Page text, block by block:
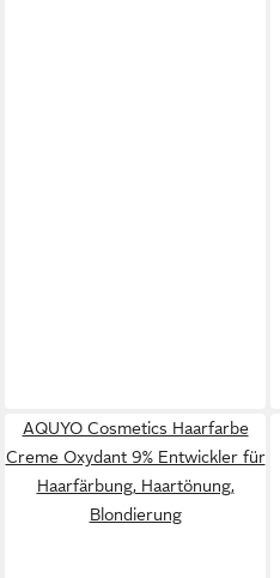
AQUYO Cosmetics Haarfarbe
Creme Oxydant 9% Entwickler für
Haarfärbung, Haartönung,
Blondierung